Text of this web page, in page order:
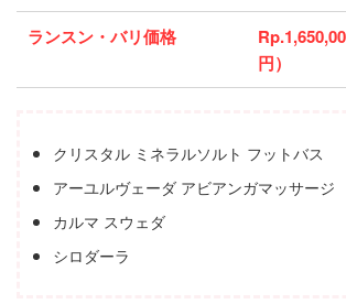
ランスン・バリ価格
円）
クリスタル ミネラルソルト フットバス
アーユルヴェーダ アビアンガマッサージ
カルマ スウェダ
シロダーラ